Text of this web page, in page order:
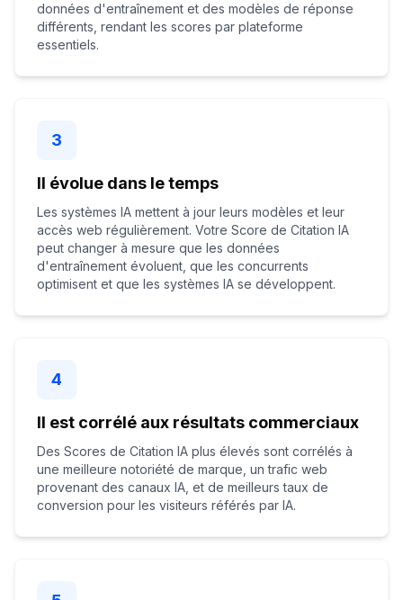
données d'entraînement et des modèles de réponse
différents, rendant les scores par plateforme
essentiels.
3
Il évolue dans le temps
Les systèmes IA mettent à jour leurs modèles et leur
accès web régulièrement. Votre Score de Citation IA
peut changer à mesure que les données
d'entraînement évoluent, que les concurrents
optimisent et que les systèmes IA se développent.
4
Il est corrélé aux résultats commerciaux
Des Scores de Citation IA plus élevés sont corrélés à
une meilleure notoriété de marque, un trafic web
provenant des canaux IA, et de meilleurs taux de
conversion pour les visiteurs référés par IA.